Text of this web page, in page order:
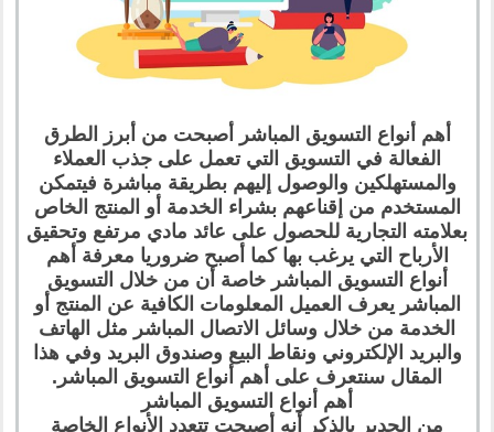
أهم أنواع التسويق المباشر أصبحت من أبرز الطرق
الفعالة في التسويق التي تعمل على جذب العملاء
والمستهلكين والوصول إليهم بطريقة مباشرة فيتمكن
المستخدم من إقناعهم بشراء الخدمة أو المنتج الخاص
بعلامته التجارية للحصول على عائد مادي مرتفع وتحقيق
الأرباح التي يرغب بها كما أصبح ضروريا معرفة أهم
أنواع التسويق المباشر خاصة أن من خلال التسويق
المباشر يعرف العميل المعلومات الكافية عن المنتج أو
الخدمة من خلال وسائل الاتصال المباشر مثل الهاتف
والبريد الإلكتروني ونقاط البيع وصندوق البريد وفي هذا
المقال سنتعرف على أهم أنواع التسويق المباشر.
أهم أنواع التسويق المباشر
من الجدير بالذكر أنه أصبحت تتعدد الأنواع الخاصة